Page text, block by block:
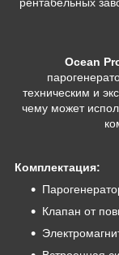
рентабельных
Ocean
техническим и
чему может
Комплектация:
Клапан от